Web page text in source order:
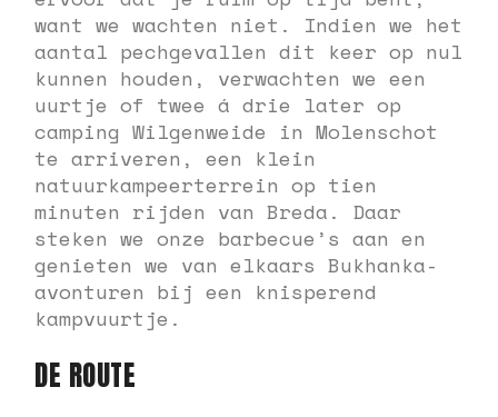
want we wachten niet. Indien we het
aantal pechgevallen dit keer op nul
kunnen houden, verwachten we een
uurtje of twee á drie later op
camping Wilgenweide in Molenschot
te arriveren, een klein
natuurkampeerterrein op tien
minuten rijden van Breda. Daar
steken we onze barbecue’s aan en
genieten we van elkaars Bukhanka-
avonturen bij een knisperend
kampvuurtje.
DE ROUTE